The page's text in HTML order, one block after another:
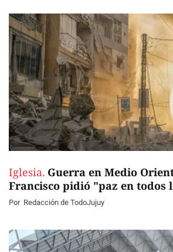
Iglesia. Guerra en Medio
Francisco pidió "paz en todos
Por Redacción de TodoJujuy